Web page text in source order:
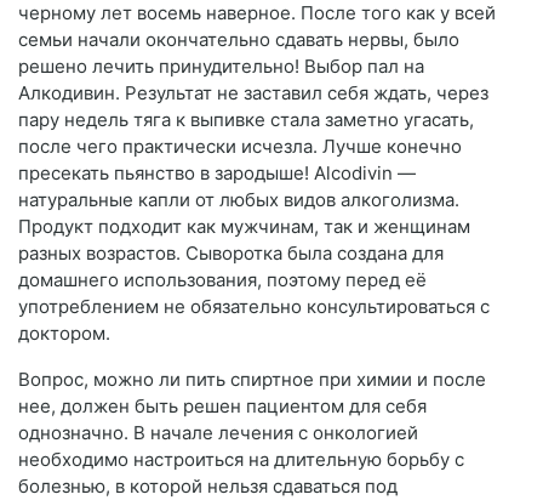
черному лет восемь наверное. После того как у всей
семьи начали окончательно сдавать нервы, было
решено лечить принудительно! Выбор пал на
Алкодивин. Результат не заставил себя ждать, через
пару недель тяга к выпивке стала заметно угасать,
после чего практически исчезла. Лучше конечно
пресекать пьянство в зародыше! Alcodivin —
натуральные капли от любых видов алкоголизма.
Продукт подходит как мужчинам, так и женщинам
разных возрастов. Сыворотка была создана для
домашнего использования, поэтому перед её
употреблением не обязательно консультироваться с
доктором.
Вопрос, можно ли пить спиртное при химии и после
нее, должен быть решен пациентом для себя
однозначно. В начале лечения с онкологией
необходимо настроиться на длительную борьбу с
болезнью, в которой нельзя сдаваться под